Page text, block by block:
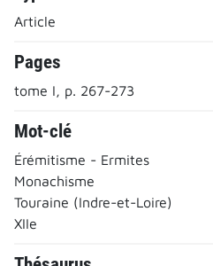
Article
Pages
tome I, p. 267-273
Mot-clé
Érémitisme - Ermites
Monachisme
Touraine (Indre-et-Loire)
XIIe